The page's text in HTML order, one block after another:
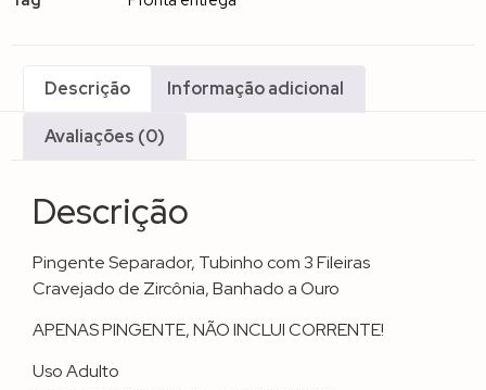
Descrição Informação adicional
Avaliações (0)
Descrição
Pingente Separador, Tubinho com 3 Fileiras
Cravejado de Zircônia, Banhado a Ouro
APENAS PINGENTE, NÃO INCLUI CORRENTE!
Uso Adulto